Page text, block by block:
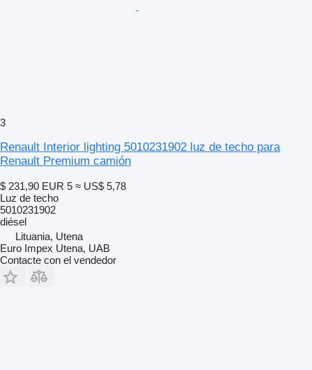
3
Renault Interior lighting 5010231902 luz de techo para
Renault Premium camión
$ 231,90 EUR 5 ≈ US$ 5,78
Luz de techo
5010231902
diésel
Lituania, Utena
Euro Impex Utena, UAB
Contacte con el vendedor